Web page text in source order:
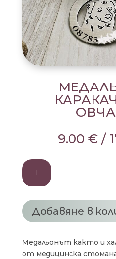
9.00 € /
количество
за
МЕДАЛЬОН
КАРАКАЧАНСКА
ОВЧАРКА
Добавяне в
Медальонът както и
от медицинска